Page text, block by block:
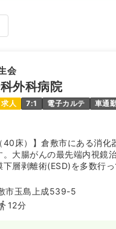
会
外科病院
人 7:1 電子カルテ
車通
40床）】倉敷市にある消化
。大腸がんの最先端内視鏡
下層剥離術(ESD)を多数行っ
市玉島上成539-5
12分